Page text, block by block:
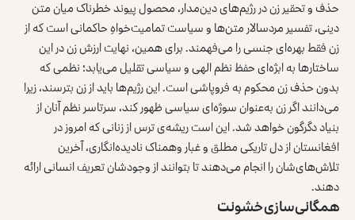
حذف و تحقیر زن در رژیم‌های دین‌مدار، محصول پیوند خطرناک میان متن
دینی، تفسیر مردسالار متن‌ها و سیاست تمامیت‌خواهِ حاکمانی است که از
زن فقط بهره‌ای جنسی را می‌فهمند. برای همین، نهایت ارزش زن در این
ساختارها به ابژه‌ای حفظ نظم الهی و سیاسی تقلیل می‌یابد؛ نظمی که
بدون حذف زن محکوم به فروپاشی است. این رژیم‌ها باید از زن بترسند، زیرا
می‌دانند اگر زن به‌عنوان سوژه‌ای سیاسی ظهور کند، سرتاسر نظم آنان از
بنیاد دگرگون خواهد شد. این است ریشه‌ی ترس از زنانی که امروز در
افغانستان از دل تاریکی مطلق و غبار وهمناک نادیده‌انگاری، آخرین
تلاش‌های‌شان را انجام می‌دهند تا بتوانند از وجودشان تعریف انسانی ارائه
دهند.
همگانی‌سازی خشونت